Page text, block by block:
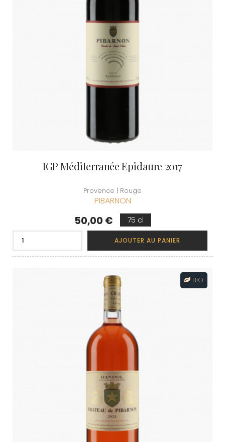
IGP Méditerranée Epidaure 2017
Provence | Rouge
PIBARNON
Prix
50,00 € 75 cl
AJOUTER AU PANIER
BIO